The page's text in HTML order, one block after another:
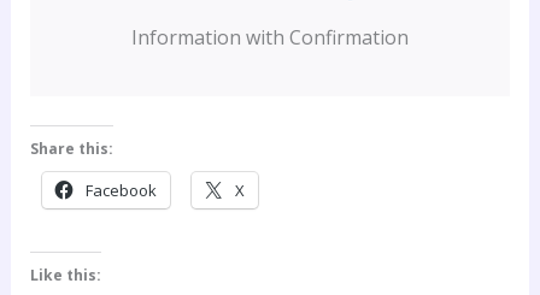
Information with Confirmation
Share this:
Facebook X
Like this: